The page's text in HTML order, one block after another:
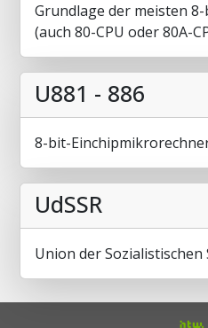
Grundlage der meisten
(auch 80-CPU oder 80A-
U881 - 886
8-bit-
UdSSR
Union der